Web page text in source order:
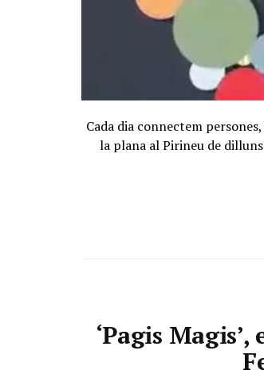
Cada dia connectem
la plana al Pirineu de
‘Pagis